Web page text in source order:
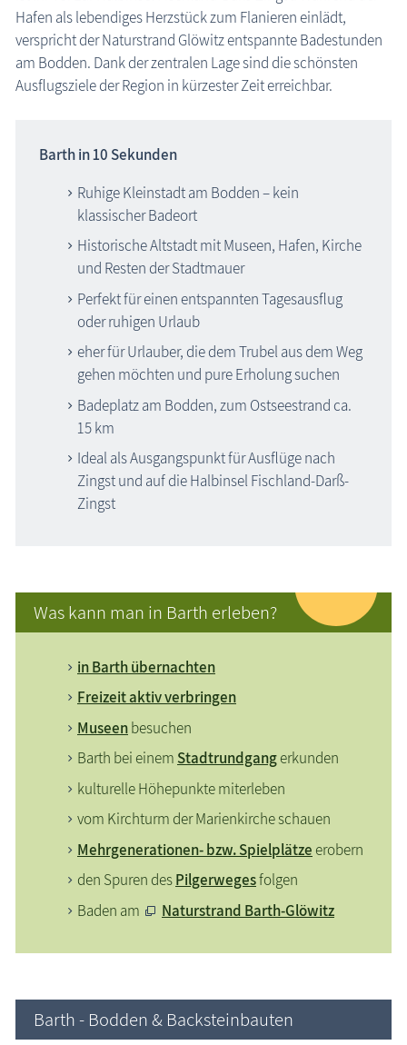
Insel Rügen
Insel Usedom
Region Nordwestmecklenburg
Region Schwerin
Karte Urlaubsorte
Karten
Freizeit
Wissenswertes
Veranstaltungen
Urlaubsort Barth
Hafen als lebendiges Herzstück zum Flanieren einlädt,
verspricht der Naturstrand Glöwitz entspannte Badestunden
am Bodden. Dank der zentralen Lage sind die schönsten
Ausflugsziele der Region in kürzester Zeit erreichbar.
Barth in 10 Sekunden
Ruhige Kleinstadt am Bodden – kein
klassischer Badeort
Historische Altstadt mit Museen, Hafen, Kirche
und Resten der Stadtmauer
Perfekt für einen entspannten Tagesausflug
oder ruhigen Urlaub
eher für Urlauber, die dem Trubel aus dem Weg
gehen möchten und pure Erholung suchen
Badeplatz am Bodden, zum Ostseestrand ca.
15 km
Ideal als Ausgangspunkt für Ausflüge nach
Zingst und auf die Halbinsel Fischland-Darß-
Zingst
Was kann man in Barth erleben?
in Barth übernachten
Freizeit aktiv verbringen
Museenbesuchen
Barth bei einem Stadtrundgangerkunden
kulturelle Höhepunkte miterleben
vom Kirchturm der Marienkirche schauen
Mehrgenerationen- bzw. Spielplätze erobern
den Spuren desPilgerwegesfolgen
Baden am
Naturstrand Barth-Glöwitz
Barth - Bodden & Backsteinbauten